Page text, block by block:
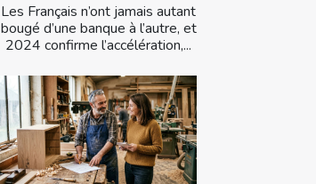
Les Français n’ont jamais autant
bougé d’une banque à l’autre, et
2024 confirme l’accélération,...